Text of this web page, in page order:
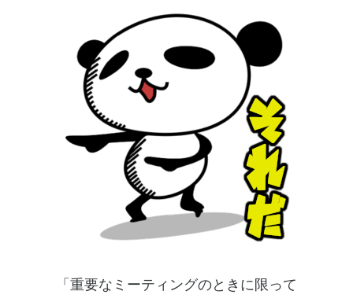
「重要なミーティングのときに限って